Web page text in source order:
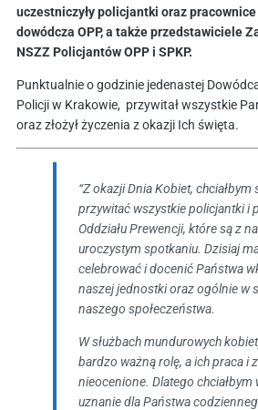
uczestniczyły policjantki oraz
dowódcza OPP, a także przedstawiciele
NSZZ Policjantów OPP i SPKP.
Punktualnie o godzinie jedenastej
Policji w Krakowie, przywitał wszystkie
oraz złożył życzenia z okazji Ich święta.
“Z okazji Dnia Kobiet, chciałbym
przywitać wszystkie policjantki i
Oddziału Prewencji, które są z
uroczystym spotkaniu. Dzisiaj
celebrować i docenić Państwa
naszej jednostki oraz ogólnie w
naszego społeczeństwa.
W służbach mundurowych
bardzo ważną rolę, a ich praca i
nieocenione. Dlatego chciałbym
uznanie dla Państwa